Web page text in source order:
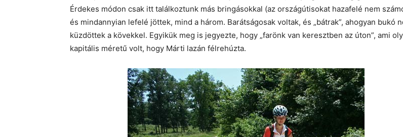
Érdekes módon csak itt találkoztunk más bringásokkal (az országútisokat hazafelé nem
és mindannyian lefelé jöttek, mind a három. Barátságosak voltak, és „bátrak”, ahogyan bukó
küzdöttek a kövekkel. Egyikük meg is jegyezte, hogy „farönk van keresztben az úton”, ami
kapitális méretű volt, hogy Márti lazán félrehúzta.